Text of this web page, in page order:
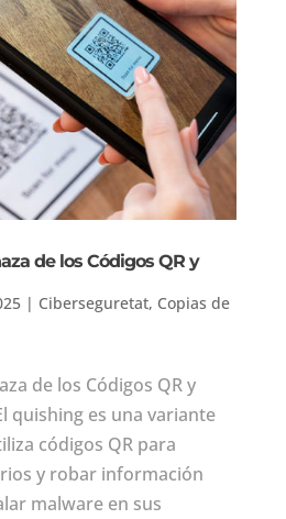
de los Códigos QR y
| Ciberseguretat, Copias de
de los Códigos QR y
quishing es una variante
códigos QR para
y robar información
malware en sus